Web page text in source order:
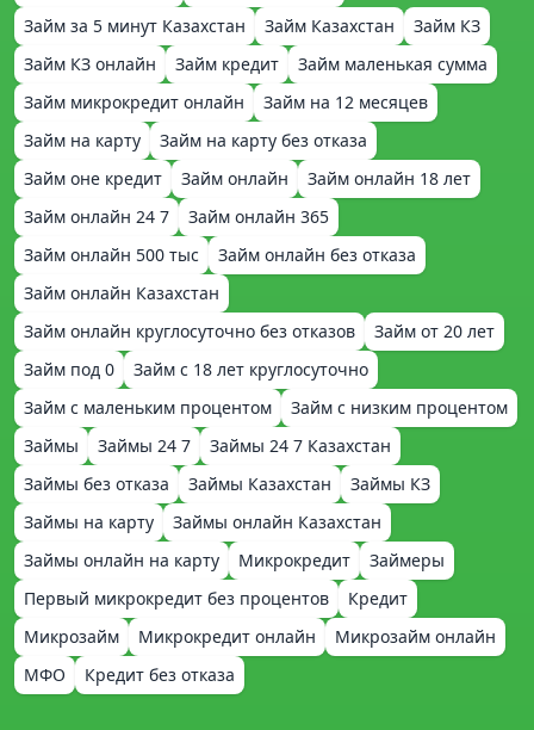
Займ за 5 минут Казахстан
Займ Казахстан
Займ КЗ
Займ КЗ онлайн
Займ кредит
Займ маленькая сумма
Займ микрокредит онлайн
Займ на 12 месяцев
Займ на карту
Займ на карту без отказа
Займ оне кредит
Займ онлайн
Займ онлайн 18 лет
Займ онлайн 24 7
Займ онлайн 365
Займ онлайн 500 тыс
Займ онлайн без отказа
Займ онлайн Казахстан
Займ онлайн круглосуточно без отказов
Займ от 20 лет
Займ под 0
Займ с 18 лет круглосуточно
Займ с маленьким процентом
Займ с низким процентом
Займы
Займы 24 7
Займы 24 7 Казахстан
Займы без отказа
Займы Казахстан
Займы КЗ
Займы на карту
Займы онлайн Казахстан
Займы онлайн на карту
Микрокредит
Займеры
Первый микрокредит без процентов
Кредит
Микрозайм
Микрокредит онлайн
Микрозайм онлайн
МФО
Кредит без отказа